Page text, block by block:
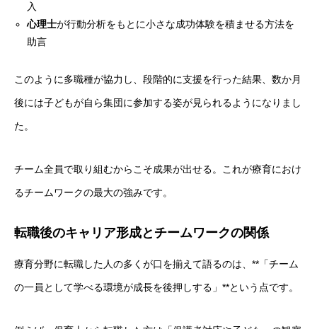
入
心理士が行動分析をもとに小さな成功体験を積ませる方法を
助言
このように多職種が協力し、段階的に支援を行った結果、数か月
後には子どもが自ら集団に参加する姿が見られるようになりまし
た。
チーム全員で取り組むからこそ成果が出せる。これが療育におけ
るチームワークの最大の強みです。
転職後のキャリア形成とチームワークの関係
療育分野に転職した人の多くが口を揃えて語るのは、**「チーム
の一員として学べる環境が成長を後押しする」**という点です。